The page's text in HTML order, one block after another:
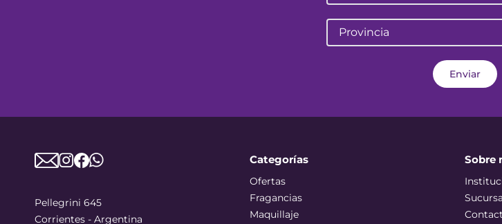
Provincia
Enviar
Pellegrini 645
Corrientes - Argentina
Categorías
Ofertas
Fragancias
Maquillaje
Sobre